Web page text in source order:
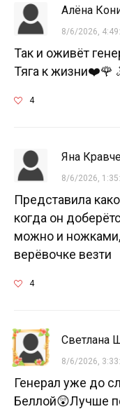
Алёна
8/6/2026,
Так и оживёт
Тяга к жизни❤️🌹
4
Яна
8/6/2026,
Представила
когда он
можно и ножками,
верёвочке везти
4
Светлана
8/6/2026,
Генерал уже до
Беллой😲Лучше